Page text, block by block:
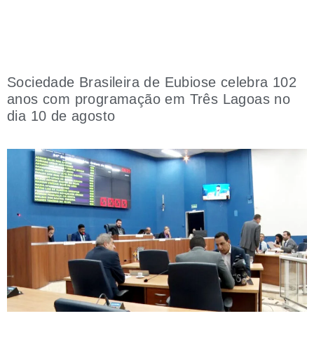
Sociedade Brasileira de Eubiose celebra 102
anos com programação em Três Lagoas no
dia 10 de agosto